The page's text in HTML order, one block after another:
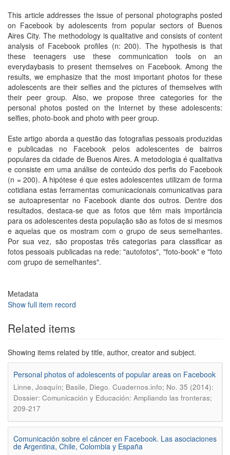
This article addresses the issue of personal photographs posted
on Facebook by adolescents from popular sectors of Buenos
Aires City. The methodology is qualitative and consists of content
analysis of Facebook profiles (n: 200). The hypothesis is that
these teenagers use these communication tools on an
everydaybasis to present themselves on Facebook. Among the
results, we emphasize that the most important photos for these
adolescents are their selfies and the pictures of themselves with
their peer group. Also, we propose three categories for the
personal photos posted on the Internet by these adolescents:
selfies, photo-book and photo with peer group.
Este artigo aborda a questão das fotografias pessoais produzidas
e publicadas no Facebook pelos adolescentes de bairros
populares da cidade de Buenos Aires. A metodologia é qualitativa
e consiste em uma análise de conteúdo dos perfis do Facebook
(n = 200). A hipótese é que estes adolescentes utilizam de forma
cotidiana estas ferramentas comunicacionais comunicativas para
se autoapresentar no Facebook diante dos outros. Dentre dos
resultados, destaca-se que as fotos que têm mais importância
para os adolescentes desta população são as fotos de si mesmos
e aquelas que os mostram com o grupo de seus semelhantes.
Por sua vez, são propostas três categorias para classificar as
fotos pessoais publicadas na rede: "autofotos", "foto-book" e "foto
com grupo de semelhantes".
Metadata
Show full item record
Related items
Showing items related by title, author, creator and subject.
Personal photos of adolescents of popular areas on Facebook
Linne, Joaquín; Basile, Diego. Cuadernos.info; No. 35 (2014):
Dossier: Comunicación y Educación: Ampliando las fronteras;
209-217
Comunicación sobre el cáncer en Facebook. Las asociaciones
de Argentina, Chile, Colombia y España